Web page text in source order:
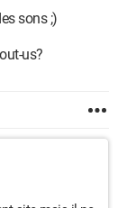
sons ;)
us?